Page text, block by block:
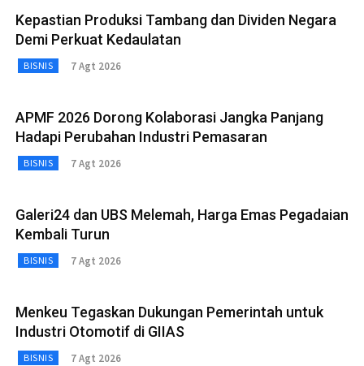
Kepastian Produksi Tambang dan Dividen Negara
Demi Perkuat Kedaulatan
BISNIS 7 Agt 2026
APMF 2026 Dorong Kolaborasi Jangka Panjang
Hadapi Perubahan Industri Pemasaran
BISNIS 7 Agt 2026
Galeri24 dan UBS Melemah, Harga Emas Pegadaian
Kembali Turun
BISNIS 7 Agt 2026
Menkeu Tegaskan Dukungan Pemerintah untuk
Industri Otomotif di GIIAS
BISNIS 7 Agt 2026